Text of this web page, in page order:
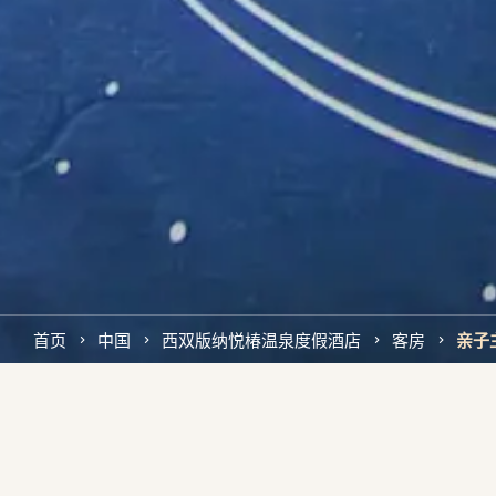
首页 中国 西双版纳悦椿温泉度假酒店 客房 亲子